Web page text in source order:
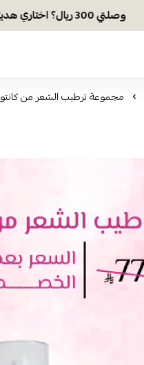
وصلتي 300 ريال؟ اختاري هديتك :🏍 شحن مجاني بكود N28 أو 💸خصم بكود EID26
مجموعة ترطيب الشعر من كانتو